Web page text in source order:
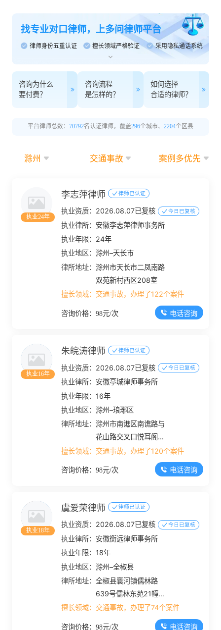
找专业对口律师，上多问律师平台
律师身份五重认证 擅长领域严格验证 采用隐私通话系统
咨询为什么
要付费？
咨询流程
是怎样的？
如何选择
合适的律师？
平台律师总数： 70792名认证律师，覆盖296个城市、 2204个区县
滁州 交通事故 案例多优先
执业24年
李志萍律师 律师已认证
执业资质： 2026.08.07已复核 今日已复核
执业律所： 安徽李志萍律师事务所
执业年限： 24年
执业地区：滁州–天长市
律所地址：滁州市天长市二凤南路
双苑新村西区208室
擅长领域： 交通事故，办理了122个案件
咨询价格：98元/次 电话咨询
执业16年
朱皖涛律师 律师已认证
执业资质： 2026.08.07已复核 今日已复核
执业律所： 安徽亭城律师事务所
执业年限： 16年
执业地区：滁州–琅琊区
律所地址：滁州市南谯区南谯路与
花山路交叉口悦耳阁大
厦
擅长领域： 交通事故，办理了120个案件
咨询价格：98元/次 电话咨询
执业18年
虞爱荣律师 律师已认证
执业资质： 2026.08.07已复核 今日已复核
执业律所： 安徽衡远律师事务所
执业年限： 18年
执业地区：滁州–全椒县
律所地址：全椒县襄河镇儒林路
639号儒林东苑21幢
106号,206号—210
号,306—310号门面
擅长领域： 交通事故，办理了74个案件
咨询价格：98元/次 电话咨询